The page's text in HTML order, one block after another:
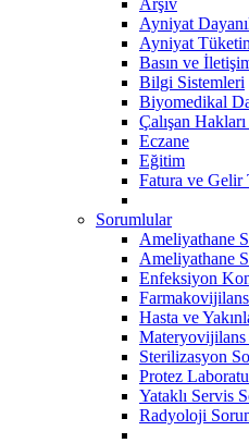
Ayniyat
Ayniyat
Basın ve
Bilgi Sistemleri
Biyomedikal
Çalışan
Eczane
Eğitim
Fatura ve Gelir
Sorumlular
Ameliyathane
Ameliyathane
Enfeksiyon
Hasta ve
Materyovijilans
Sterilizasyon
Protez
Yataklı Servis
Radyoloji